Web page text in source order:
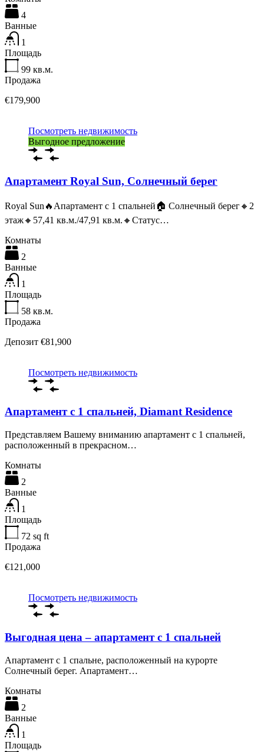
4
Ванные
1
Площадь
99 кв.м.
Продажа
€179,900
Посмотреть недвижимость
Выгодное предложение
Апартамент Royal Sun, Солнечный берег
Royal Sun🔥Апартамент с 1 спальней🏠 Солнечный берег🔸2
этаж🔸57,41 кв.м./47,91 кв.м.🔸Статус…
Комнаты
2
Ванные
1
Площадь
58 кв.м.
Продажа
Депозит €81,900
Посмотреть недвижимость
Апартамент с 1 спальней, Diamant Residence
Представляем Вашему вниманию апартамент с 1 спальней,
расположенный в прекрасном…
Комнаты
2
Ванные
1
Площадь
72 sq ft
Продажа
€121,000
Посмотреть недвижимость
Выгодная цена – апартамент с 1 спальней
Апартамент с 1 спальне, расположенный на курорте
Солнечный берег. Апартамент…
Комнаты
2
Ванные
1
Площадь